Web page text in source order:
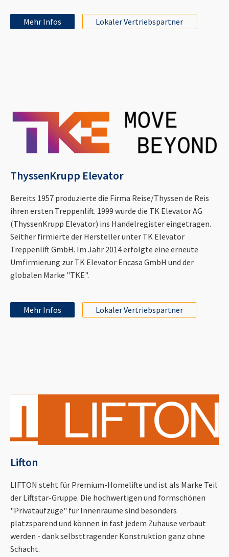
Mehr Infos Lokaler Vertriebspartner
ThyssenKrupp Elevator
Bereits 1957 produzierte die Firma Reise/Thyssen de Reis
ihren ersten Treppenlift. 1999 wurde die TK Elevator AG
(ThyssenKrupp Elevator) ins Handelregister eingetragen.
Seither firmierte der Hersteller unter TK Elevator
Treppenlift GmbH. Im Jahr 2014 erfolgte eine erneute
Umfirmierung zur TK Elevator Encasa GmbH und der
globalen Marke "TKE".
Mehr Infos Lokaler Vertriebspartner
Lifton
LIFTON steht für Premium-Homelifte und ist als Marke Teil
der Liftstar-Gruppe. Die hochwertigen und formschönen
"Privataufzüge" für Innenräume sind besonders
platzsparend und können in fast jedem Zuhause verbaut
werden - dank selbsttragender Konstruktion ganz ohne
Schacht.